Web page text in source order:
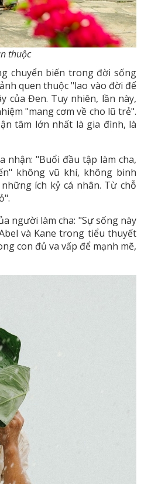
thuộc
chuyển biến trong đời sống
quen thuộc "lao vào đời để
của Đen. Tuy nhiên, lần này,
"mang cơm về cho lũ trẻ".
tâm lớn nhất là gia đình, là
"Buổi đầu tập làm cha,
không vũ khí, không binh
ích kỷ cá nhân. Từ chỗ
người làm cha: "Sự sống này
và Kane trong tiểu thuyết
con đủ va vấp để mạnh mẽ,